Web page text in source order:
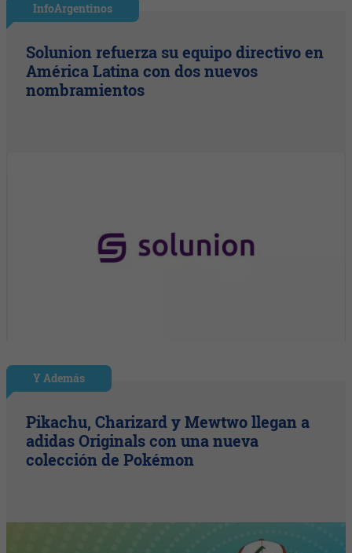
InfoArgentinos
Solunion refuerza su equipo directivo en
América Latina con dos nuevos
nombramientos
Y Además
Pikachu, Charizard y Mewtwo llegan a
adidas Originals con una nueva
colección de Pokémon